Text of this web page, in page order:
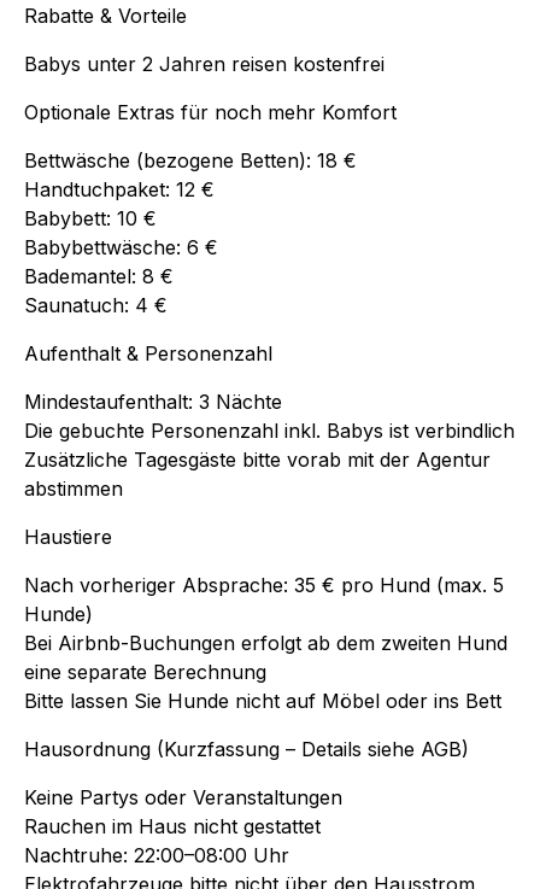
Rabatte & Vorteile
Babys unter 2 Jahren reisen kostenfrei
Optionale Extras für noch mehr Komfort
Bettwäsche (bezogene Betten): 18 €
Handtuchpaket: 12 €
Babybett: 10 €
Babybettwäsche: 6 €
Bademantel: 8 €
Saunatuch: 4 €
Aufenthalt & Personenzahl
Mindestaufenthalt: 3 Nächte
Die gebuchte Personenzahl inkl. Babys ist verbindlich
Zusätzliche Tagesgäste bitte vorab mit der Agentur
abstimmen
Haustiere
Nach vorheriger Absprache: 35 € pro Hund (max. 5
Hunde)
Bei Airbnb-Buchungen erfolgt ab dem zweiten Hund
eine separate Berechnung
Bitte lassen Sie Hunde nicht auf Möbel oder ins Bett
Hausordnung (Kurzfassung – Details siehe AGB)
Keine Partys oder Veranstaltungen
Rauchen im Haus nicht gestattet
Nachtruhe: 22:00–08:00 Uhr
Elektrofahrzeuge bitte nicht über den Hausstrom